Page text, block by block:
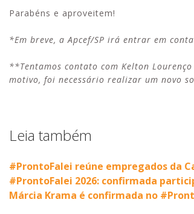
Parabéns e aproveitem!
*Em breve, a Apcef/SP irá entrar em
**Tentamos contato com Kelton
motivo, foi necessário realizar um novo
Leia também
#ProntoFalei reúne empregados da
#ProntoFalei 2026: confirmada
Márcia Krama é confirmada no